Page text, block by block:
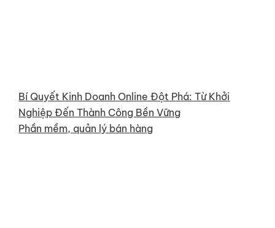
Bí Quyết Kinh Doanh Online Đột Phá: Từ Khởi
Nghiệp Đến Thành Công Bền Vững
Phần mềm, quản lý bán hàng